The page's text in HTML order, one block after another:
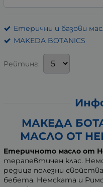
Етерични и базови
MAKEDA BOTANICS
Рейтинг:
МАКЕДА
МАСЛО ОТ
Етеричното масло от
терапевтичен клас.
редица полезни
бебета. Немската и